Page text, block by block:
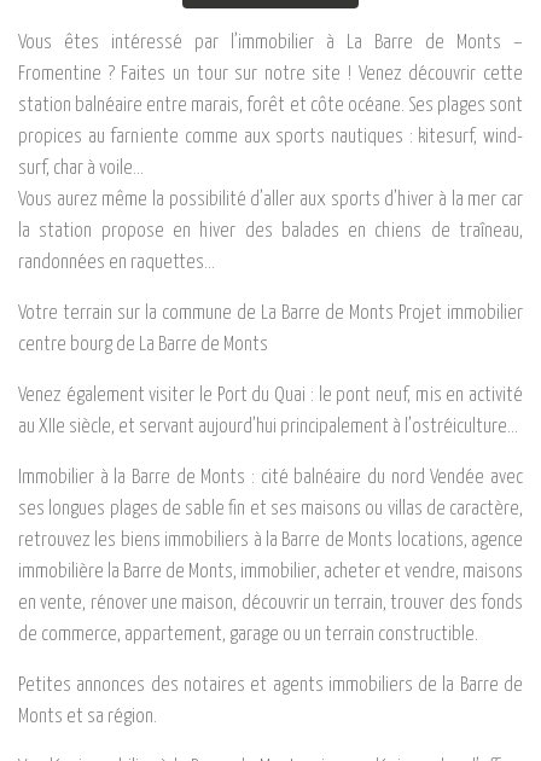
Vous êtes intéressé par l’immobilier à La Barre de Monts –
Fromentine ? Faites un tour sur notre site ! Venez découvrir cette
station balnéaire entre marais, forêt et côte océane. Ses plages sont
propices au farniente comme aux sports nautiques : kitesurf, wind-
surf, char à voile…
Vous aurez même la possibilité d’aller aux sports d’hiver à la mer car
la station propose en hiver des balades en chiens de traîneau,
randonnées en raquettes…
Votre terrain sur la commune de La Barre de Monts Projet immobilier
centre bourg de La Barre de Monts
Venez également visiter le Port du Quai : le pont neuf, mis en activité
au XIIe siècle, et servant aujourd’hui principalement à l’ostréiculture…
Immobilier à la Barre de Monts : cité balnéaire du nord Vendée avec
ses longues plages de sable fin et ses maisons ou villas de caractère,
retrouvez les biens immobiliers à la Barre de Monts locations, agence
immobilière la Barre de Monts, immobilier, acheter et vendre, maisons
en vente, rénover une maison, découvrir un terrain, trouver des fonds
de commerce, appartement, garage ou un terrain constructible.
Petites annonces des notaires et agents immobiliers de la Barre de
Monts et sa région.